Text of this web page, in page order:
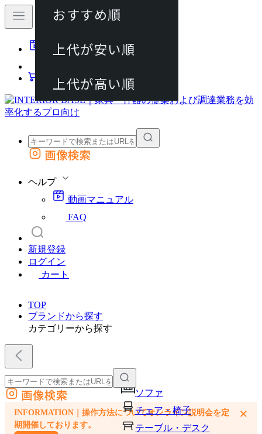
動画マニュアル
カート
外部サイトの商品をカートに追加
画像検索
ヘルプ
動画マニュアル
FAQ
新規登録
ログイン
カート
TOP
ブランドから探す
カテゴリーから探す
ソファ
チェア・椅子
テーブル・デスク
外部サイトの商品をカートに追加
他のサイトで見つけた商品ページのURLを貼り付けて、カートに追加できます
画像検索
INFORMATION｜操作方法についてオンライン説明会を定
期開催しております。
×
おすすめ順
上代が安い順
上代が高い順